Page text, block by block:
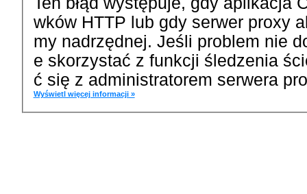
wków HTTP lub gdy serwer proxy
my nadrzędnej. Jeśli problem nie
e skorzystać z funkcji śledzenia
ć się z administratorem serwera
Wyświetl więcej informacji »